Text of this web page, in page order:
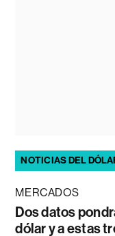
NOTICIAS DEL
MERCADOS
Dos datos
dólar y a estas